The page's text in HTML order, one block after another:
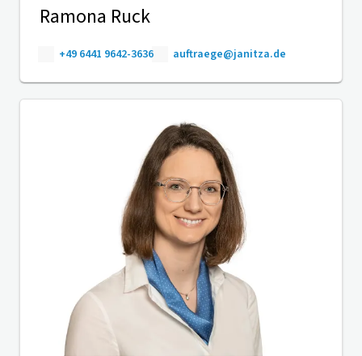
Ramona Ruck
+49 6441 9642-3636 auftraege@janitza.de